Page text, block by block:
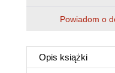
Powiadom o
Opis książki